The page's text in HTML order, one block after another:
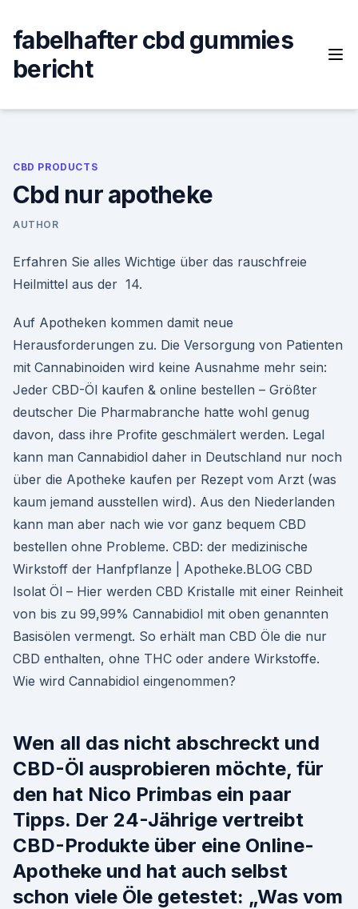
content
fabelhafter cbd gummies
bericht
CBD PRODUCTS
Cbd nur apotheke
AUTHOR
Erfahren Sie alles Wichtige über das rauschfreie
Heilmittel aus der 14.
Auf Apotheken kommen damit neue
Herausforderungen zu. Die Versorgung von Patienten
mit Cannabinoiden wird keine Ausnahme mehr sein:
Jeder CBD-Öl kaufen & online bestellen – Größter
deutscher Die Pharmabranche hatte wohl genug
davon, dass ihre Profite geschmälert werden. Legal
kann man Cannabidiol daher in Deutschland nur noch
über die Apotheke kaufen per Rezept vom Arzt (was
kaum jemand ausstellen wird). Aus den Niederlanden
kann man aber nach wie vor ganz bequem CBD
bestellen ohne Probleme. CBD: der medizinische
Wirkstoff der Hanfpflanze | Apotheke.BLOG CBD
Isolat Öl – Hier werden CBD Kristalle mit einer Reinheit
von bis zu 99,99% Cannabidiol mit oben genannten
Basisölen vermengt. So erhält man CBD Öle die nur
CBD enthalten, ohne THC oder andere Wirkstoffe.
Wie wird Cannabidiol eingenommen?
Wen all das nicht abschreckt und
CBD-Öl ausprobieren möchte, für
den hat Nico Primbas ein paar
Tipps. Der 24-Jährige vertreibt
CBD-Produkte über eine Online-
Apotheke und hat auch selbst
schon viele Öle getestet: „Was vom